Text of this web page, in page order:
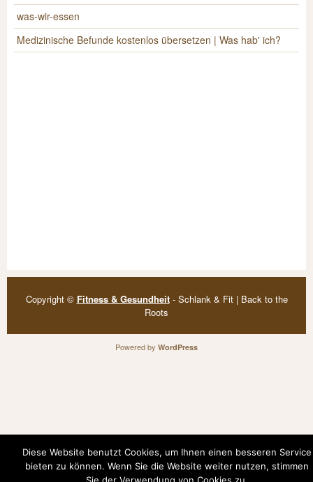
was-wir-essen
Medizinische Befunde kostenlos übersetzen | Was hab' ich?
Copyright © Fitness & Gesundheit- Schlank & Fit | Back to the
Roots
Powered by WordPress
Diese Website benutzt Cookies, um Ihnen einen besseren Service
bieten zu können. Wenn Sie die Website weiter nutzen, stimmen